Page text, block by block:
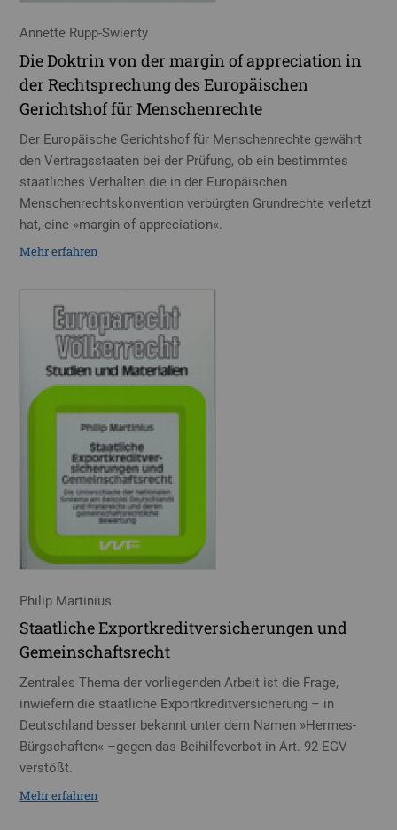
Annette Rupp-Swienty
Die Doktrin von der margin of appreciation in
der Rechtsprechung des Europäischen
Gerichtshof für Menschenrechte
Der Europäische Gerichtshof für Menschenrechte gewährt
den Vertragsstaaten bei der Prüfung, ob ein bestimmtes
staatliches Verhalten die in der Europäischen
Menschenrechtskonvention verbürgten Grundrechte verletzt
hat, eine »margin of appreciation«.
Mehr erfahren
Philip Martinius
Staatliche Exportkreditversicherungen und
Gemeinschaftsrecht
Zentrales Thema der vorliegenden Arbeit ist die Frage,
inwiefern die staatliche Exportkreditversicherung – in
Deutschland besser bekannt unter dem Namen »Hermes-
Bürgschaften« –gegen das Beihilfeverbot in Art. 92 EGV
verstößt.
Mehr erfahren